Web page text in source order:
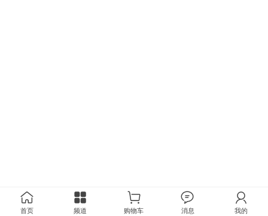
首页 频道 购物车 消息 我的